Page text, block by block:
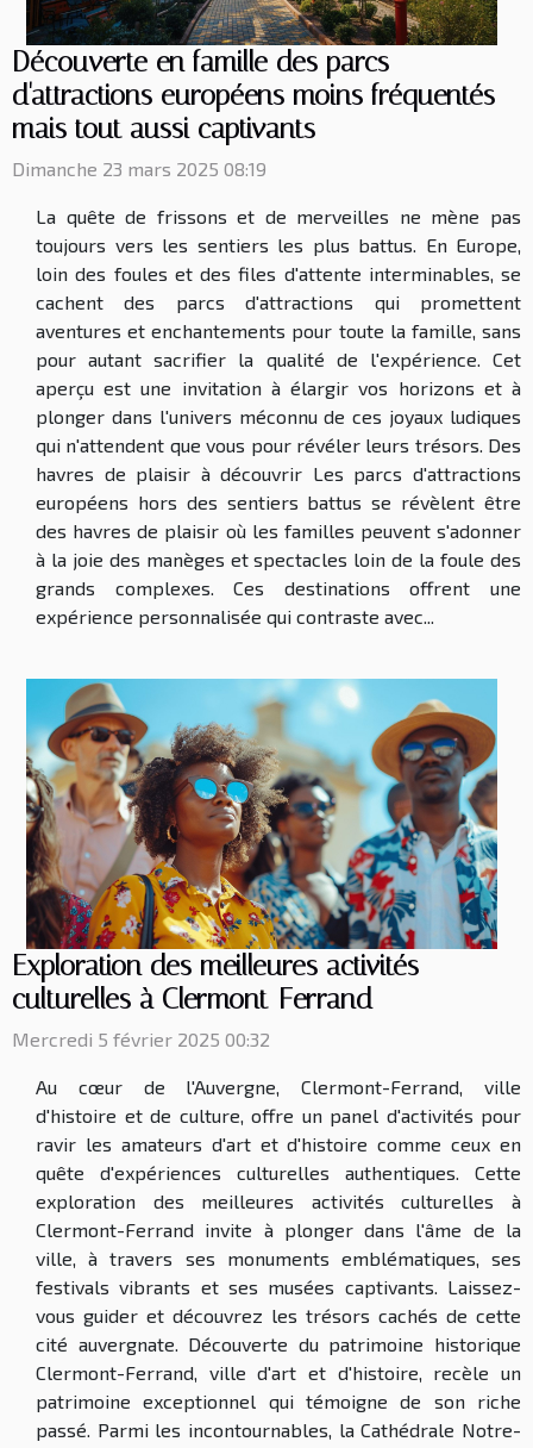
Découverte en famille des parcs
d'attractions européens moins fréquentés
mais tout aussi captivants
Dimanche 23 mars 2025 08:19
La quête de frissons et de merveilles ne mène pas
toujours vers les sentiers les plus battus. En Europe,
loin des foules et des files d'attente interminables, se
cachent des parcs d'attractions qui promettent
aventures et enchantements pour toute la famille, sans
pour autant sacrifier la qualité de l'expérience. Cet
aperçu est une invitation à élargir vos horizons et à
plonger dans l'univers méconnu de ces joyaux ludiques
qui n'attendent que vous pour révéler leurs trésors. Des
havres de plaisir à découvrir Les parcs d'attractions
européens hors des sentiers battus se révèlent être
des havres de plaisir où les familles peuvent s'adonner
à la joie des manèges et spectacles loin de la foule des
grands complexes. Ces destinations offrent une
expérience personnalisée qui contraste avec...
Exploration des meilleures activités
culturelles à Clermont-Ferrand
Mercredi 5 février 2025 00:32
Au cœur de l'Auvergne, Clermont-Ferrand, ville
d'histoire et de culture, offre un panel d'activités pour
ravir les amateurs d'art et d'histoire comme ceux en
quête d'expériences culturelles authentiques. Cette
exploration des meilleures activités culturelles à
Clermont-Ferrand invite à plonger dans l'âme de la
ville, à travers ses monuments emblématiques, ses
festivals vibrants et ses musées captivants. Laissez-
vous guider et découvrez les trésors cachés de cette
cité auvergnate. Découverte du patrimoine historique
Clermont-Ferrand, ville d'art et d'histoire, recèle un
patrimoine exceptionnel qui témoigne de son riche
passé. Parmi les incontournables, la Cathédrale Notre-